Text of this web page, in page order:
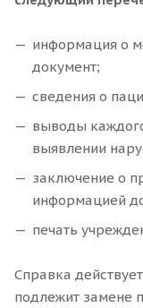
информация о
документ;
сведения о
выводы
выявлении
заключение о
информацией
печать
Справка
подлежит замене